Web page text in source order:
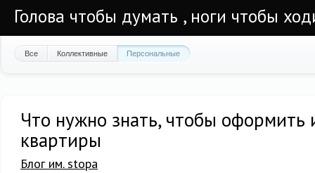
Голова чтобы думать , ноги чтобы
Все Коллективные Персональные
Что нужно знать, чтобы оформить
квартиры
Блог им. stopa